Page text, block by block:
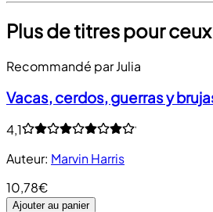
Plus de titres pour
Recommandé par Julia
Vacas, cerdos, guerras y
4,1
Auteur: Marvin Harris
10,78€
Ajouter au panier